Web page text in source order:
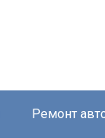
Ремонт